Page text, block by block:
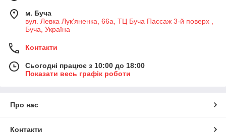
м. Буча
вул. Левка Лук'яненка, 66а, ТЦ Буча Пассаж 3-й поверх ,
Буча, Україна
Контакти
Сьогодні працює з 10:00 до 18:00
Показати весь графік роботи
Про нас
Контакти